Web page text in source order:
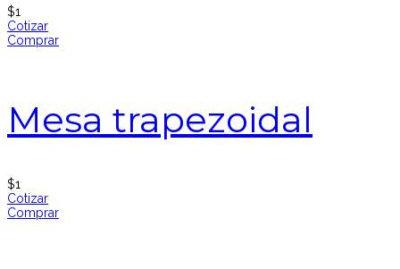
$1
Cotizar
Comprar
Mesa trapezoidal
$1
Cotizar
Comprar